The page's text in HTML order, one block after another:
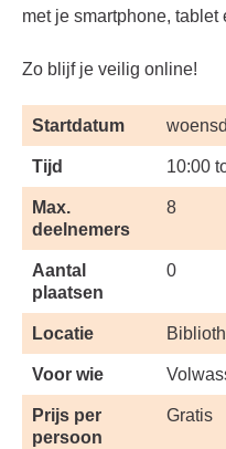
met je smartphone, tablet
Zo blijf je veilig online!
Startdatum
Tijd 10:00
Max.
deelnemers
8
Aantal
plaatsen
0
Locatie
Voor wie
Prijs per
persoon
Gratis